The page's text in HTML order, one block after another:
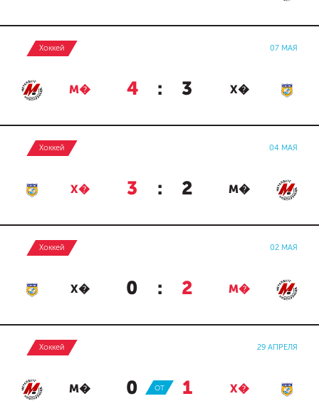
Хоккей 07 МАЯ
М� 4 : 3 Х�
Хоккей 04 МАЯ
Х� 3 : 2 М�
Хоккей 02 МАЯ
Х� 0 : 2 М�
Хоккей 29 АПРЕЛЯ
М� 0 : 1 Х�
ОТ